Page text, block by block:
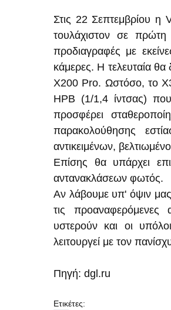
Στις 22 Σεπτεμβρίου η
τουλάχιστον σε
προδιαγραφές με
κάμερες. Η τελευταία
X200 Pro. Ωστόσο, το
HPB (1/1,4 ίντσας)
προσφέρει
παρακολούθησης
αντικειμένων,
Επίσης θα υπάρχει
αντανακλάσεων φωτός.
Αν λάβουμε υπ' όψιν
τις προαναφερόμενες
υστερούν και οι
λειτουργεί με τον
Πηγή: dgl.ru
Ετικέτες: